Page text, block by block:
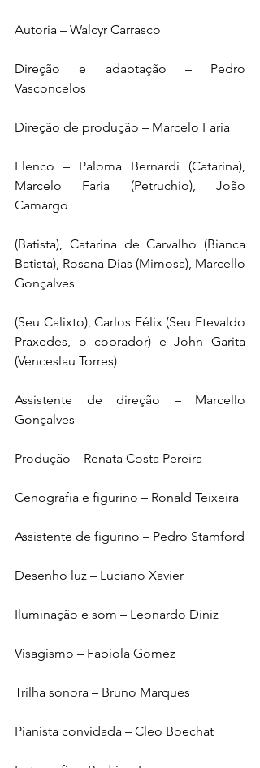
Autoria – Walcyr Carrasco
Direção e adaptação – Pedro
Vasconcelos
Direção de produção – Marcelo Faria
Elenco – Paloma Bernardi (Catarina),
Marcelo Faria (Petruchio), João
Camargo
(Batista), Catarina de Carvalho (Bianca
Batista), Rosana Dias (Mimosa), Marcello
Gonçalves
(Seu Calixto), Carlos Félix (Seu Etevaldo
Praxedes, o cobrador) e John Garita
(Venceslau Torres)
Assistente de direção – Marcello
Gonçalves
Produção – Renata Costa Pereira
Cenografia e figurino – Ronald Teixeira
Assistente de figurino – Pedro Stamford
Desenho luz – Luciano Xavier
Iluminação e som – Leonardo Diniz
Visagismo – Fabiola Gomez
Trilha sonora – Bruno Marques
Pianista convidada – Cleo Boechat